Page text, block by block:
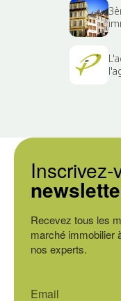
Recevez tous les
marché immobilier
nos experts.